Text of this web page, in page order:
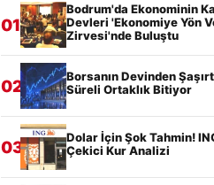
01
Bodrum'da Ekonominin
Devleri 'Ekonomiye Yön
Zirvesi'nde Buluştu
02
Borsanın Devinden
Süreli Ortaklık Bitiyor
03
Dolar İçin Şok Tahmin!
Çekici Kur Analizi